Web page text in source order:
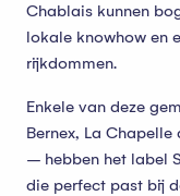
Chablais kunnen
lokale knowhow en
rijkdommen.
Enkele van deze
Bernex, La
– hebben het label
die perfect past bij